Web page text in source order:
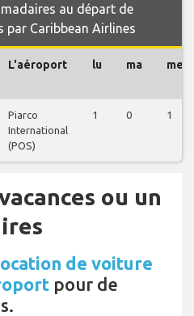
au départ de
Caribbean Airlines
L'aéroport lu ma me
Piarco
International
(POS)
1 0 1
ou un
de voiture
pour de